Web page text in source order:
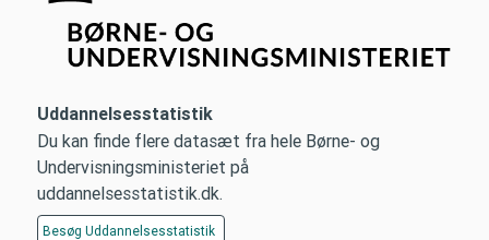
Uddannelsesstatistik
Du kan finde flere datasæt fra hele Børne- og
Undervisningsministeriet på
uddannelsesstatistik.dk.
Besøg Uddannelsesstatistik